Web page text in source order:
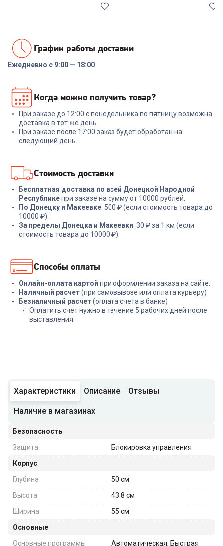
Реле напряжения Rucelf
SRW-16A 3кВА
+ 47 бонусов
1 599₽
(92012) 6 предметов
2 999₽
График работы доставки
Ежедневно с 9:00 — 18:00
Когда можно получить товар?
При заказе до 12:00 с понедельника по пятницу возможна
доставка в тот же день.
При заказе после 17:00 заказ будет обработан на
следующий день.
Стоимость доставки
Бесплатная доставка по всей Донецкой Народной
Республикепри заказе на сумму от 10000 рублей.
По Донецку и Макеевке: 500 ₽ (если стоимость товара до
10000 ₽).
За пределы Донецка и Макеевки: 30 ₽ за 1 км (если
стоимость товара до 10000 ₽).
Способы оплаты
Онлайн-оплата картой при оформлении заказа на сайте.
Наличный расчет(при самовывозе или оплата курьеру)
Безналичный расчет(оплата счета в банке)
Оплатить счет нужно в течение 5 рабочих дней после
выставления.
Характеристики Описание Отзывы
Наличие в магазинах
Безопасность
Защита
Блокировка управления
Корпус
Глубина
50 см
Высота
43.8 см
Ширина
55 см
Основные
Основные программы
Автоматическая, Быстрая